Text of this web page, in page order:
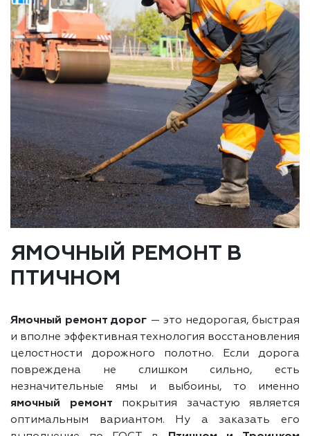
ЯМОЧНЫЙ РЕМОНТ В
ПТИЧНОМ
Ямочный ремонт дорог — это недорогая, быстрая
и вполне эффективная технология восстановления
целостности дорожного полотно. Если дорога
повреждена не слишком сильно, есть
незначительные ямы и выбоины, то именно
ямочный ремонт покрытия зачастую является
оптимальным вариантом. Ну а заказать его